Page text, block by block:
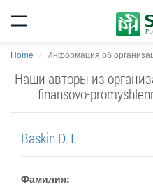
Home Информация об
Наши авторы из
finansovo-
Baskin D. I.
Фамилия: